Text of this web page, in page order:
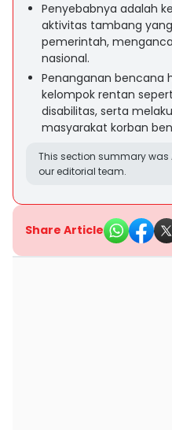
Penyebabnya adalah
aktivitas tambang
pemerintah,
nasional.
Penanganan bencana
kelompok rentan
disabilitas, serta
masyarakat korban
This section summary
our editorial team.
Share Article